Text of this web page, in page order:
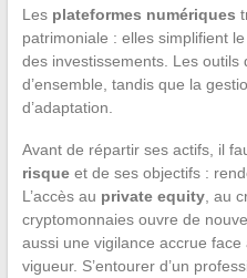
Les plateformes numériques
patrimoniale : elles simplifient
des investissements. Les outils
d’ensemble, tandis que la
d’adaptation.
Avant de répartir ses actifs, il
risqueet de ses objectifs :
L’accès au private equity, au
cryptomonnaies ouvre de
aussi une vigilance accrue
vigueur. S’entourer d’un